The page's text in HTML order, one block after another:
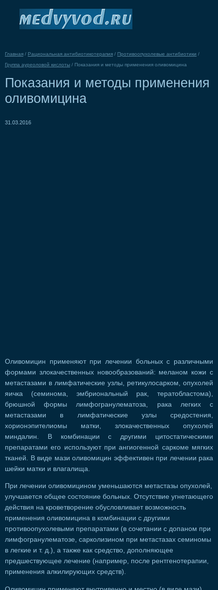
Главная / Рациональная антибиотикотерапия / Противоопухолевые антибиотики /
Группа ауреоловой кислоты / Показания и методы применения оливомицина
Показания и методы применения
оливомицина
31.03.2016
Оливомицин применяют при лечении больных с различными
формами злокачественных новообразований: меланом кожи с
метастазами в лимфатические узлы, ретикулосарком, опухолей
яичка (семинома, эмбриональный рак, тератобластома),
брюшной формы лимфогранулематоза, рака легких с
метастазами в лимфатические узлы средостения,
хорионэпителиомы матки, злокачественных опухолей
миндалин. В комбинации с другими цитостатическими
препаратами его используют при ангиогенной саркоме мягких
тканей. В виде мази оливомицин эффективен при лечении рака
шейки матки и влагалища.
При лечении оливомицином уменьшаются метастазы опухолей,
улучшается общее состояние больных. Отсутствие угнетающего
действия на кроветворение обусловливает возможность
применения оливомицина в комбинации с другими
противоопухолевыми препаратами (в сочетании с допаном при
лимфогранулематозе, сарколизином при метастазах семиномы
в легкие и т. д.), а также как средство, дополняющее
предшествующее лечение (например, после рентгенотерапии,
применения алкилирующих средств).